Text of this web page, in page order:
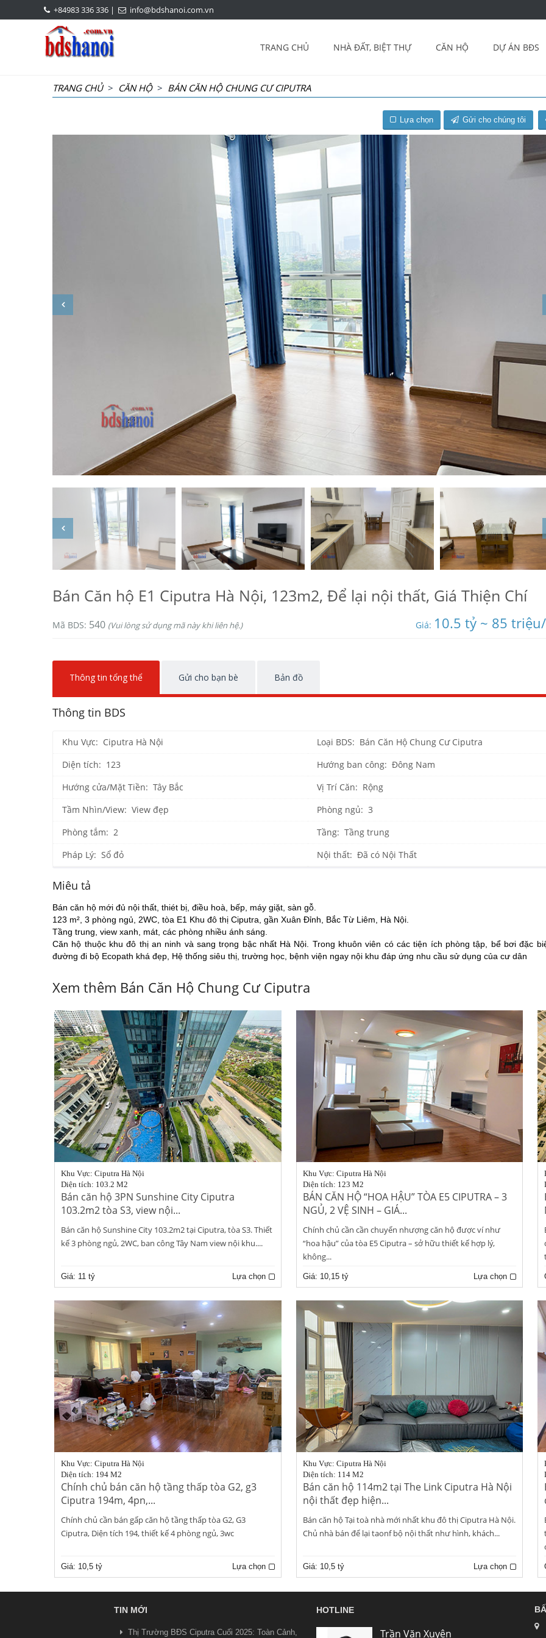
+84983 336 336 | info@bdshanoi.com.vn
TRANG CHỦ NHÀ ĐẤT, BIỆT THỰ CĂN HỘ DỰ ÁN BĐS
TRANG CHỦ> CĂN HỘ> BÁN CĂN HỘ CHUNG CƯ CIPUTRA
Lựa chọn Gửi cho chúng tôi
Bán Căn hộ E1 Ciputra Hà Nội, 123m2, Để lại nội thất, Giá Thiện Chí
Mã BDS: 540 (Vui lòng sử dụng mã này khi liên hệ.) Giá: 10.5 tỷ ~ 85
Thông tin tổng thể Gửi cho bạn bè Bản đồ
Thông tin BDS
Khu Vực: Ciputra Hà Nội
Loại BDS: Bán Căn Hộ Chung Cư Ciputra
Diện tích: 123
Hướng ban công: Đông Nam
Hướng cửa/Mặt Tiền: Tây Bắc
Vị Trí Căn: Rộng
Tầm Nhìn/View: View đẹp
Phòng ngủ: 3
Phòng tắm: 2
Tầng: Tầng trung
Pháp Lý: Sổ đỏ
Nội thất: Đã có Nội Thất
Miêu tả
Bán căn hộ mới đủ nội thất, thiét bị, điều hoà, bếp, máy giặt, sàn gỗ.
123 m², 3 phòng ngủ, 2WC, tòa E1 Khu đô thị Ciputra, gần Xuân Đỉnh, Bắc Từ Liêm, Hà Nội.
Tầng trung, view xanh, mát, các phòng nhiều ánh sáng.
Căn hộ thuộc khu đô thị an ninh và sang trọng bậc nhất Hà Nội. Trong khuôn viên có các tiện ích phòng tập, bể bơi đặc
đường đi bộ Ecopath khá đẹp, Hệ thống siêu thị, trường học, bệnh viện ngay nội khu đáp ứng nhu cầu sử dụng của cư dân
Xem thêm Bán Căn Hộ Chung Cư Ciputra
Khu Vực: Ciputra Hà Nội
Diện tích: 103.2 M2
Bán căn hộ 3PN Sunshine City Ciputra
103.2m2 tòa S3, view nội...
Bán căn hộ Sunshine City 103.2m2 tại Ciputra, tòa S3. Thiết
kế 3 phòng ngủ, 2WC, ban công Tây Nam view nội khu....
Giá: 11 tỷ Lựa chọn
Khu Vực: Ciputra Hà Nội
Diện tích: 123 M2
BÁN CĂN HỘ “HOA HẬU” TÒA E5 CIPUTRA – 3
NGỦ, 2 VỆ SINH – GIÁ...
Chính chủ cần cần chuyển nhượng căn hộ được ví như
“hoa hậu” của tòa E5 Ciputra – sở hữu thiết kế hợp lý,
không...
Giá: 10,15 tỷ Lựa chọn
Khu Vực: Ciputra Hà Nội
Diện tích: 194 M2
Chính chủ bán căn hộ tầng thấp tòa G2, g3
Ciputra 194m, 4pn,...
Chính chủ cần bán gấp căn hộ tầng thấp tòa G2, G3
Ciputra, Diện tích 194, thiết kế 4 phòng ngủ, 3wc
Giá: 10,5 tỷ Lựa chọn
Khu Vực: Ciputra Hà Nội
Diện tích: 114 M2
Bán căn hộ 114m2 tại The Link Ciputra Hà Nội
nội thất đẹp hiện...
Bán căn hộ Tại toà nhà mới nhất khu đô thị Ciputra Hà Nội.
Chủ nhà bán để lại taonf bộ nội thất như hình, khách...
Giá: 10,5 tỷ Lựa chọn
TIN MỚI
Thị Trường BĐS Ciputra Cuối 2025: Toàn Cảnh,
HOTLINE
Trần Văn Xuyên